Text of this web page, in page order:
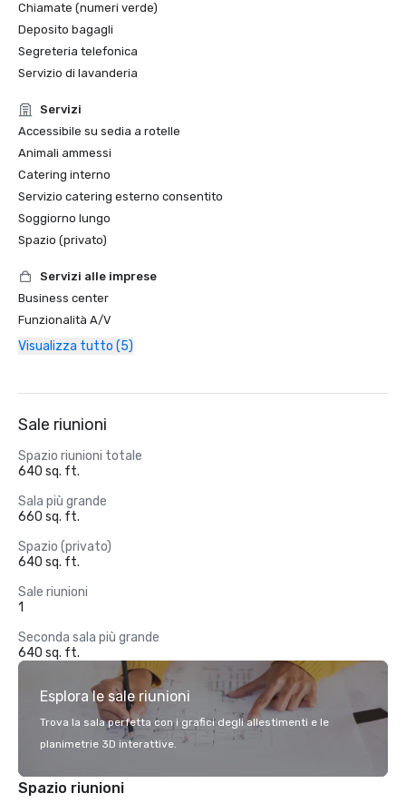
Chiamate (numeri verde)
Deposito bagagli
Segreteria telefonica
Servizio di lavanderia
Servizi
Accessibile su sedia a rotelle
Animali ammessi
Catering interno
Servizio catering esterno consentito
Soggiorno lungo
Spazio (privato)
Servizi alle imprese
Business center
Funzionalità A/V
Visualizza tutto (5)
Sale riunioni
Spazio riunioni totale
640 sq. ft.
Sala più grande
660 sq. ft.
Spazio (privato)
640 sq. ft.
Sale riunioni
1
Seconda sala più grande
640 sq. ft.
Esplora le sale riunioni
Trova la sala perfetta con i grafici degli allestimenti e le
planimetrie 3D interattive.
Spazio riunioni